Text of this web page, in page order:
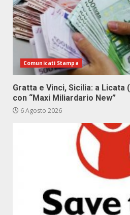
Comunicati Stampa
Gratta e Vinci, Sicilia: a Licata
con “Maxi Miliardario New”
6 Agosto 2026